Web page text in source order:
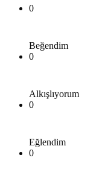
0
Beğendim
0
Alkışlıyorum
0
Eğlendim
0